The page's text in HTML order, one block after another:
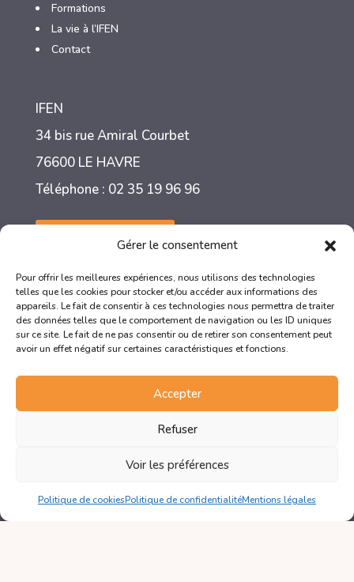
Gérer le consentement
Pour offrir les meilleures expériences, nous utilisons des technologies
telles que les cookies pour stocker et/ou accéder aux informations des
appareils. Le fait de consentir à ces technologies nous permettra de traiter
des données telles que le comportement de navigation ou les ID uniques
sur ce site. Le fait de ne pas consentir ou de retirer son consentement peut
avoir un effet négatif sur certaines caractéristiques et fonctions.
Accepter
Refuser
Voir les préférences
Politique de cookiesPolitique de confidentialitéMentions légales
Formations
La vie à l’IFEN
Contact
IFEN
34 bis rue Amiral Courbet
76600 LE HAVRE
Téléphone : 02 35 19 96 96
Nous contacter
ACTIONS PERMETTANT DE VALIDER LES ACQUIS DE L’EXPERIENCE